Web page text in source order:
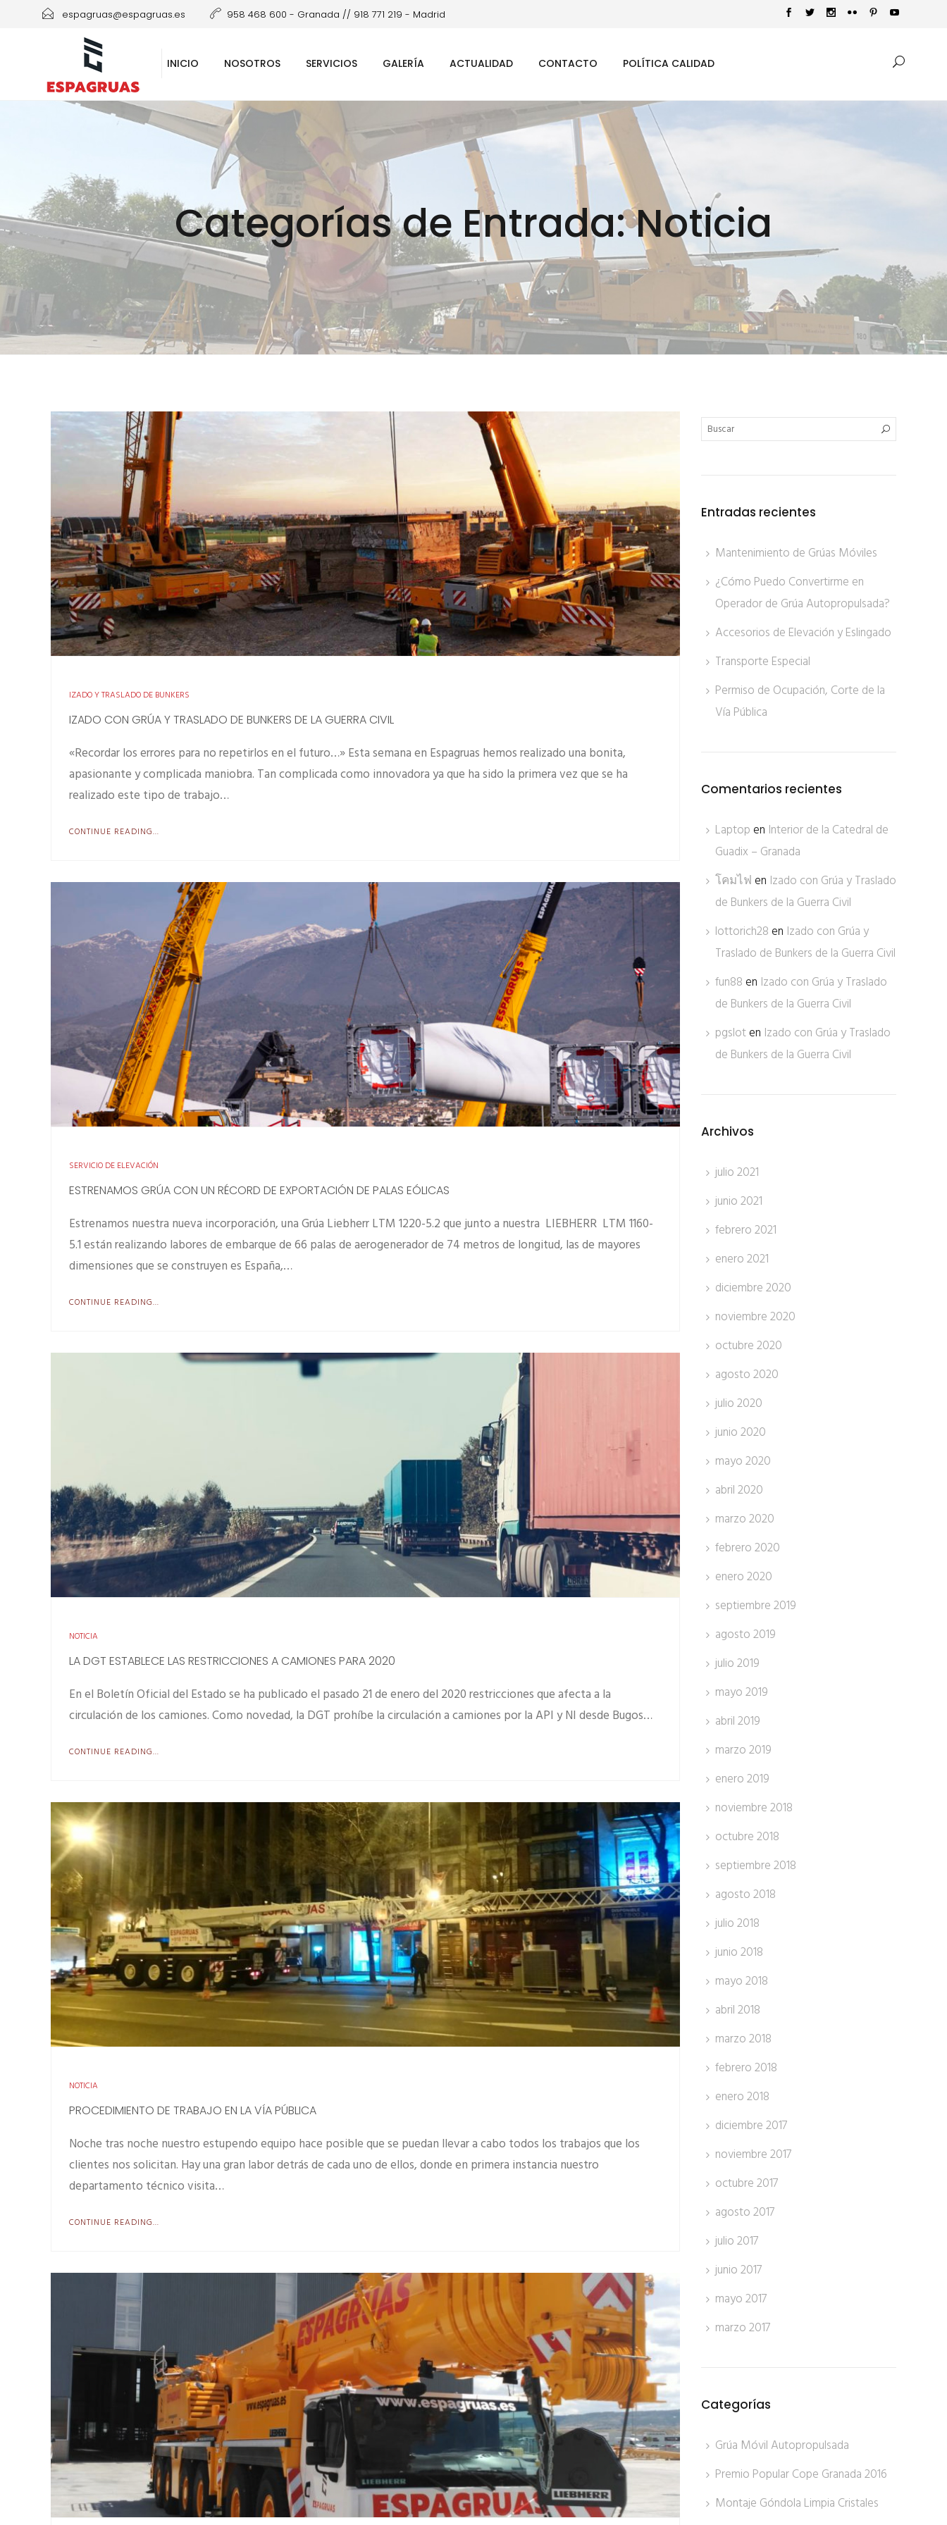
espagruas@espagruas.es 958 468 600 - Granada // 918 771 219 - Madrid
INICIO NOSOTROS SERVICIOS GALERÍA ACTUALIDAD CONTACTO POLÍTICA CALIDAD
Categorías de Entrada: Noticia
IZADO Y TRASLADO DE BUNKERS
IZADO CON GRÚA Y TRASLADO DE BUNKERS DE LA GUERRA CIVIL
«Recordar los errores para no repetirlos en el futuro…» Esta semana en Espagruas hemos realizado una bonita,
apasionante y complicada maniobra. Tan complicada como innovadora ya que ha sido la primera vez que se ha
realizado este tipo de trabajo…
CONTINUE READING...
SERVICIO DE ELEVACIÓN
ESTRENAMOS GRÚA CON UN RÉCORD DE EXPORTACIÓN DE PALAS EÓLICAS
Estrenamos nuestra nueva incorporación, una Grúa Liebherr LTM 1220-5.2 que junto a nuestra LIEBHERR LTM 1160-
5.1 están realizando labores de embarque de 66 palas de aerogenerador de 74 metros de longitud, las de mayores
dimensiones que se construyen es España,…
CONTINUE READING...
NOTICIA
LA DGT ESTABLECE LAS RESTRICCIONES A CAMIONES PARA 2020
En el Boletín Oficial del Estado se ha publicado el pasado 21 de enero del 2020 restricciones que afecta a la
circulación de los camiones. Como novedad, la DGT prohíbe la circulación a camiones por la API y NI desde Bugos…
CONTINUE READING...
NOTICIA
PROCEDIMIENTO DE TRABAJO EN LA VÍA PÚBLICA
Noche tras noche nuestro estupendo equipo hace posible que se puedan llevar a cabo todos los trabajos que los
clientes nos solicitan. Hay una gran labor detrás de cada uno de ellos, donde en primera instancia nuestro
departamento técnico visita…
CONTINUE READING...
Entradas recientes
Mantenimiento de Grúas Móviles
¿Cómo Puedo Convertirme en
Operador de Grúa Autopropulsada?
Accesorios de Elevación y Eslingado
Transporte Especial
Permiso de Ocupación, Corte de la
Vía Pública
Comentarios recientes
Laptop en Interior de la Catedral de
Guadix – Granada
โคมไฟ en Izado con Grúa y Traslado
de Bunkers de la Guerra Civil
lottorich28 en Izado con Grúa y
Traslado de Bunkers de la Guerra Civil
fun88 en Izado con Grúa y Traslado
de Bunkers de la Guerra Civil
pgsloten Izado con Grúa y Traslado
de Bunkers de la Guerra Civil
Archivos
julio 2021
junio 2021
febrero 2021
enero 2021
diciembre 2020
noviembre 2020
octubre 2020
agosto 2020
julio 2020
junio 2020
mayo 2020
abril 2020
marzo 2020
febrero 2020
enero 2020
septiembre 2019
agosto 2019
julio 2019
mayo 2019
abril 2019
marzo 2019
enero 2019
noviembre 2018
octubre 2018
septiembre 2018
agosto 2018
julio 2018
junio 2018
mayo 2018
abril 2018
marzo 2018
febrero 2018
enero 2018
diciembre 2017
noviembre 2017
octubre 2017
agosto 2017
julio 2017
junio 2017
mayo 2017
marzo 2017
Categorías
Grúa Móvil Autopropulsada
Premio Popular Cope Granada 2016
Montaje Góndola Limpia Cristales